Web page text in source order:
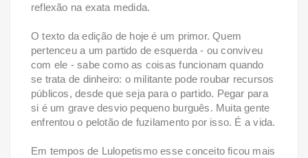
reflexão na exata medida.
O texto da edição de hoje é um primor. Quem
pertenceu a um partido de esquerda - ou conviveu
com ele - sabe como as coisas funcionam quando
se trata de dinheiro: o militante pode roubar recursos
públicos, desde que seja para o partido. Pegar para
si é um grave desvio pequeno burguês. Muita gente
enfrentou o pelotão de fuzilamento por isso. É a vida.
Em tempos de Lulopetismo esse conceito ficou mais